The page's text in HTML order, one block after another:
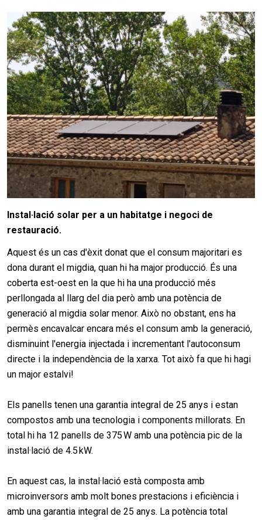
Instal·lació solar per a un habitatge i negoci de
restauració.
Aquest és un cas d'èxit donat que el consum majoritari es
dona durant el migdia, quan hi ha major producció. És una
coberta est-oest en la que hi ha una producció més
perllongada al llarg del dia però amb una potència de
generació al migdia solar menor. Això no obstant, ens ha
permès encavalcar encara més el consum amb la generació,
disminuint l'energia injectada i incrementant l'autoconsum
directe i la independència de la xarxa. Tot això fa que hi hagi
un major estalvi!
Els panells tenen una garantia integral de 25 anys i estan
compostos amb una tecnologia i components millorats. En
total hi ha 12 panells de 375 W amb una potència pic de la
instal·lació de 4.5 kW.
En aquest cas, la instal·lació està composta amb
microinversors amb molt bones prestacions i eficiència i
amb una garantia integral de 25 anys. La potència total